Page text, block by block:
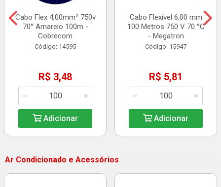
Cabo Flex 4,00mm² 750v
70° Amarelo 100m -
Cobrecom
Código: 14595
R$ 3,48
Adicionar
Cabo Flexível 6,00 mm
100 Metros 750 V 70 °C
- Megatron
Código: 15947
R$ 5,81
Adicionar
Ar Condicionado e Acessórios